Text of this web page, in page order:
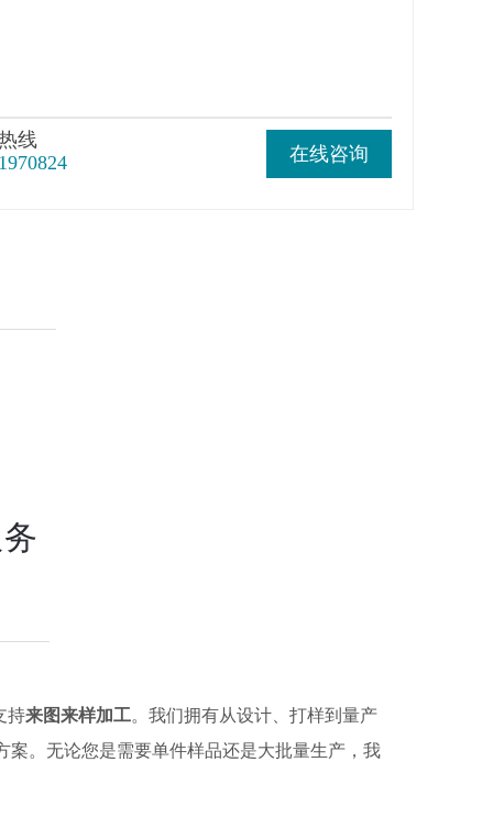
在线咨询
线
持来图来样加工。我们拥有从设计、打样到量产
。无论您是需要单件样品还是大批量生产，我